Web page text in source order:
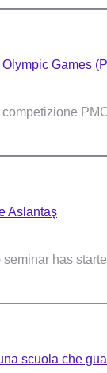
Games
Aslantaş
has
scuola che